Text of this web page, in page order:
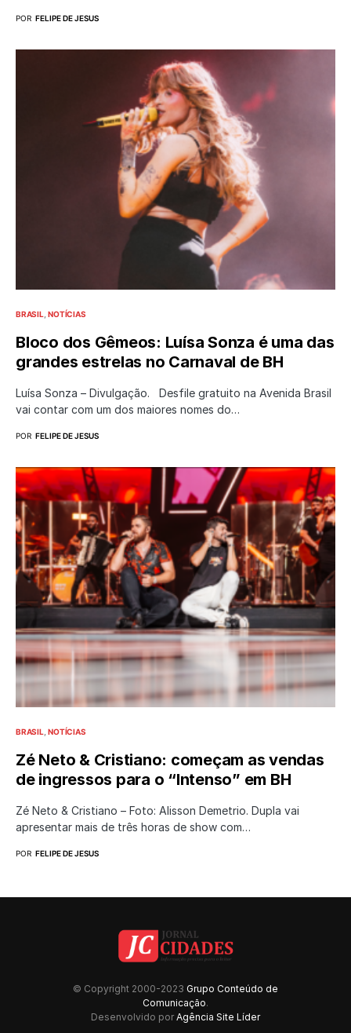
POR FELIPE DE JESUS
BRASIL NOTÍCIAS
Bloco dos Gêmeos: Luísa Sonza é uma das
grandes estrelas no Carnaval de BH
Luísa Sonza – Divulgação. Desfile gratuito na Avenida Brasil
vai contar com um dos maiores nomes do…
POR FELIPE DE JESUS
BRASIL NOTÍCIAS
Zé Neto & Cristiano: começam as vendas
de ingressos para o “Intenso” em BH
Zé Neto & Cristiano – Foto: Alisson Demetrio. Dupla vai
apresentar mais de três horas de show com…
POR FELIPE DE JESUS
© Copyright 2000-2023 Grupo Conteúdo de
Comunicação.
Desenvolvido por Agência Site Líder